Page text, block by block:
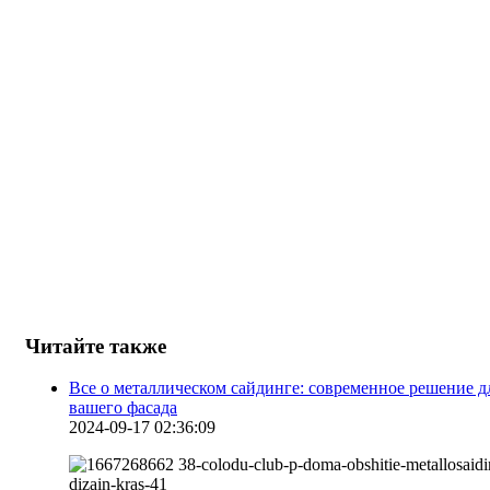
Читайте также
Все о металлическом сайдинге: современное решение
вашего фасада
2024-09-17 02:36:09